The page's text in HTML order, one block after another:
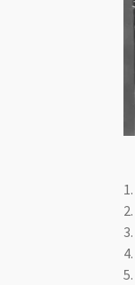
1.
2.
3.
4.
5.